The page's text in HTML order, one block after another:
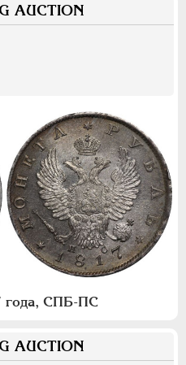
AUCTION
года, СПБ-ПС
AUCTION